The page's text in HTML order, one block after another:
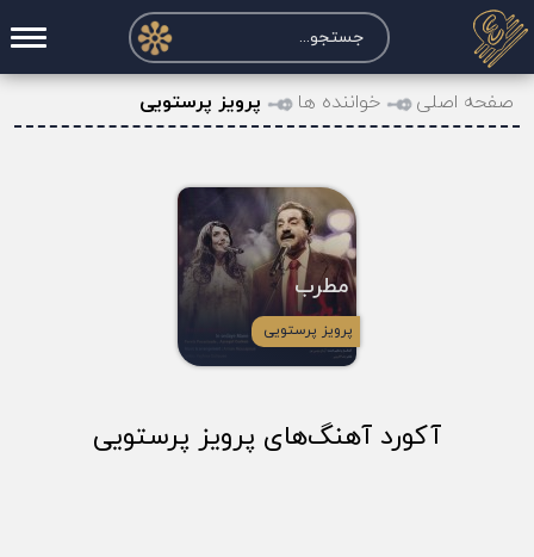
صفحه اصلی
نت و تبلچر
تماس با ما
حساب کاربری
صفحه اصلی خواننده ها پرویز پرستویی
مطرب
پرویز پرستویی
آکورد آهنگ‌های پرویز پرستویی